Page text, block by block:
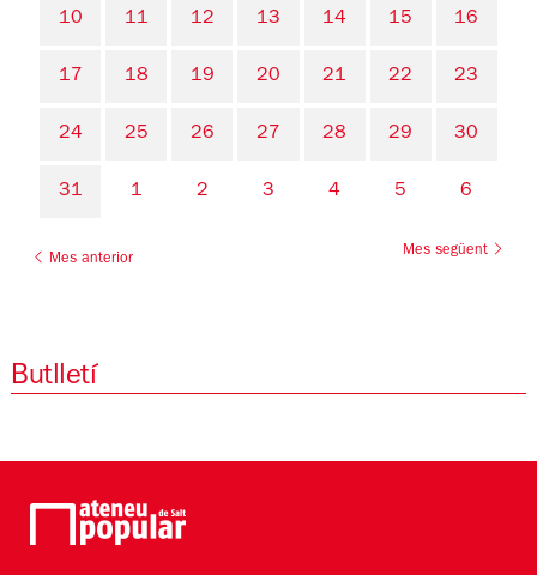
10 11 12 13 14 15 16
17 18 19 20 21 22 23
24 25 26 27 28 29 30
31 1 2 3 4 5 6
Mes anterior
Mes següent
Butlletí